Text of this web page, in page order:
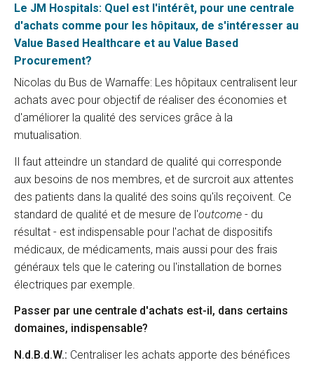
Le JM Hospitals: Quel est l'intérêt, pour une centrale
d'achats comme pour les hôpitaux, de s'intéresser au
Value Based Healthcare et au Value Based
Procurement?
Nicolas du Bus de Warnaffe: Les hôpitaux centralisent leur
achats avec pour objectif de réaliser des économies et
d'améliorer la qualité des services grâce à la
mutualisation.
Il faut atteindre un standard de qualité qui corresponde
aux besoins de nos membres, et de surcroit aux attentes
des patients dans la qualité des soins qu'ils reçoivent. Ce
standard de qualité et de mesure de l'outcome - du
résultat - est indispensable pour l'achat de dispositifs
médicaux, de médicaments, mais aussi pour des frais
généraux tels que le catering ou l'installation de bornes
électriques par exemple.
Passer par une centrale d'achats est-il, dans certains
domaines, indispensable?
N.d.B.d.W.: Centraliser les achats apporte des bénéfices